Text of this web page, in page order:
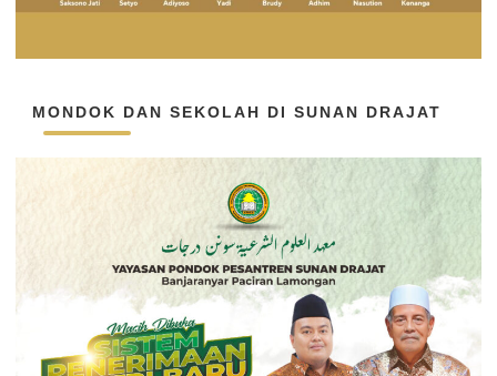
MONDOK DAN SEKOLAH DI SUNAN DRAJAT